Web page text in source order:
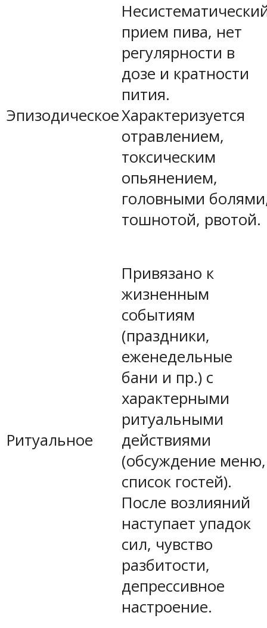
Эпизодическое
прием пива, нет
регулярности в
дозе и кратности
пития.
Характеризуется
отравлением,
токсическим
опьянением,
головными
тошнотой, рвотой.
Ритуальное
Привязано к
жизненным
событиям
(праздники,
еженедельные
бани и пр.) с
характерными
ритуальными
действиями
(обсуждение меню,
список гостей).
После возлияний
наступает упадок
сил, чувство
разбитости,
депрессивное
настроение.